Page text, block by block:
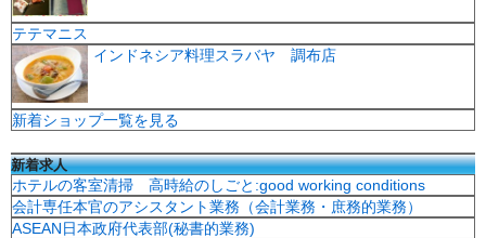
テテマニス
インドネシア料理スラバヤ 調布店
新着ショップ一覧を見る
新着求人
ホテルの客室清掃 高時給のしごと:good working conditions
会計専任本官のアシスタント業務（会計業務・庶務的業務）
ASEAN日本政府代表部(秘書的業務)